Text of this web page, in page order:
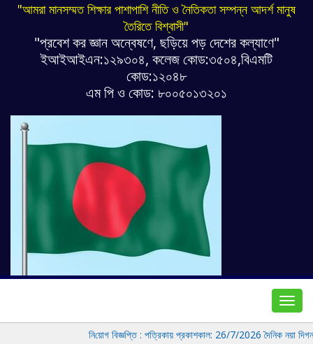
"আমরা মানসম্মত শিক্ষার পাশাপাশি নীতি ও নৈতিকতা সম্পন্ন আদর্শ মানুষ
তৈরিতে বিশ্বাসী"
"প্রবেশ কর জ্ঞান অন্বেষণে, ছড়িয়ে পড় দেশের কল্যাণে"
ইআইআইএন:১২৯৩০৪, কলেজ কোড:৩৫০৪,বিএমটি
কোড:১২০৪৮
এম পি ও কোড: ৮০০৫০১৩২০১
নি‌য়োগ বিজ্ঞপ্তি : প‌ত্রিকায় প্রকাশকাল: 26/7/2026 দৈ‌নিক নয়া